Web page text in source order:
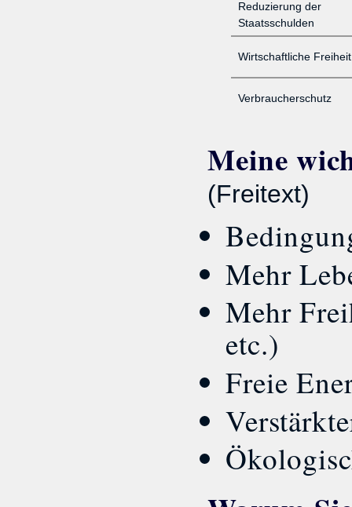
Reduzierung der
Staatsschulden
Wirtschaftliche Freiheit
Verbraucherschutz
Meine
(Freitext)
Mehr
Mehr
etc.)
Freie